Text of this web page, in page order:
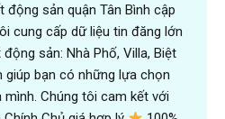
động sản quận Tân Bình cập
cung cấp dữ liệu tin đăng lớn
sản: Nhà Phố, Villa, Biệt
giúp bạn có những lựa chọn
Chúng tôi cam kết với